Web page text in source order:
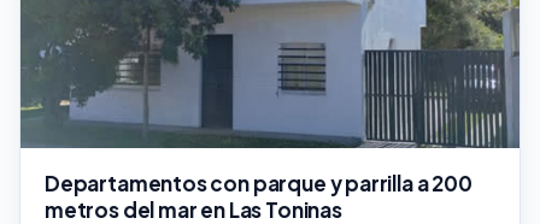
Departamentos con parque y parrilla a 200
metros del mar en Las Toninas